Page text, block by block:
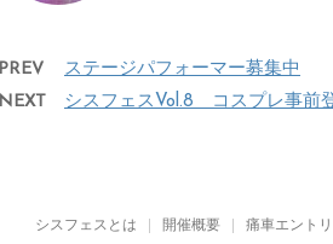
PREV
ステージパフォーマー募集中
NEXT
シスフェスVol.8 コスプレ事前
シスフェスとは 開催概要 痛車エント